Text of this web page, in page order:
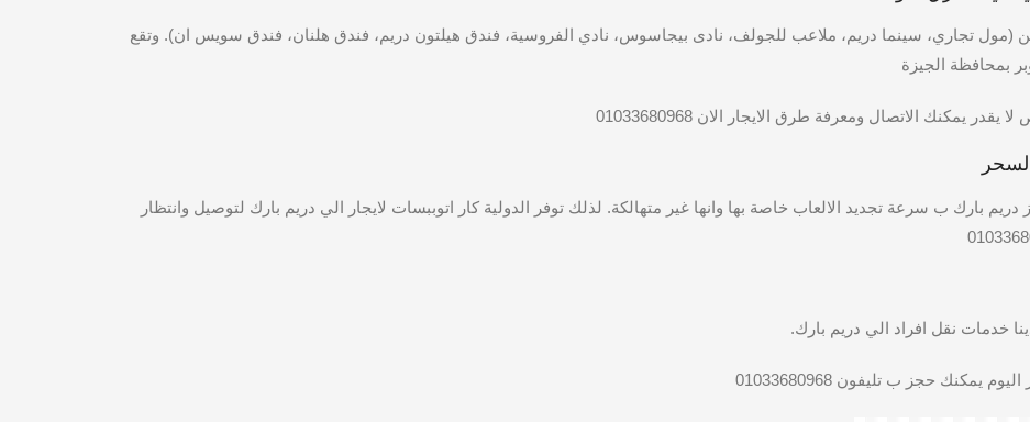
(مول تجاري، سينما دريم، ملاعب للجولف، نادى بيجاسوس، نادي الفروسية، فندق هيلتون دريم، فندق هلنان، فندق سويس ان). وتقع
بمحافظة الجيزة
يمكنك الاتصال ومعرفة طرق الايجار الان 01033680968
بارك ب سرعة تجديد الالعاب خاصة بها وانها غير متهالكة. لذلك توفر الدولية كار اتوببسات لايجار الي دريم بارك لتوصيل وانتظار
خدمات نقل افراد الي دريم بارك.
حجز ب تليفون 01033680968